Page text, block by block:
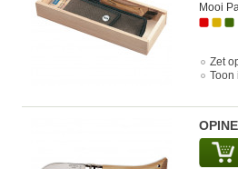
Mooi
Zet
Toon